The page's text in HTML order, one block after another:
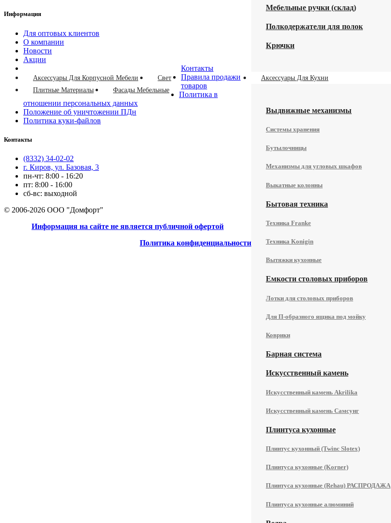
Мебельные ручки (склад)
Полкодержатели для полок
Крючки
Аксессуары Для Кухни
Выдвижные механизмы
Системы хранения
Бутылочницы
Механизмы для угловых шкафов
Выкатные колонны
Бытовая техника
Техника Franke
Техника Konigin
Вытяжки кухонные
Емкости столовых приборов
Лотки для столовых приборов
Для П-образного ящика под мойку
Коврики
Барная система
Искусственный камень
Искусственный камень Akrilika
Искусственный камень Самсунг
Плинтуса кухонные
Плинтус кухонный (Twinc Slotex)
Плинтуса кухонные (Korner)
Плинтуса кухонные (Rehau) РАСПРОДАЖА
Плинтуса кухонные алюминий
Аксессуары Для Корпусной Мебели
Свет
Плитные Материалы
Фасады Мебельные
Информация
Для оптовых клиентов
О компании
Новости
Акции
Контакты
Правила продажи
товаров
Политика в
отношении персональных данных
Положение об уничтожении ПДн
Политика куки-файлов
Контакты
(8332) 34-02-02
г. Киров, ул. Базовая, 3
пн-чт: 8:00 - 16:20
пт: 8:00 - 16:00
сб-вс: выходной
© 2006-2026 ООО "Домфорт"
Информация на сайте не является публичной офертой
Политика конфиденциальности